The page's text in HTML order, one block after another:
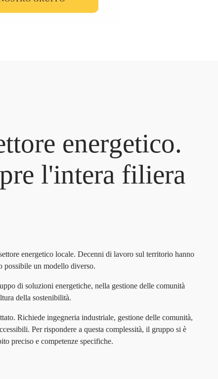
ttore energetico.
pre l'intera filiera
energetico locale. Decenni di lavoro sul territorio hanno
possibile un modello diverso.
di soluzioni energetiche, nella gestione delle comunità
della sostenibilità.
Richiede ingegneria industriale, gestione delle comunità,
Per rispondere a questa complessità, il gruppo si è
preciso e competenze specifiche.